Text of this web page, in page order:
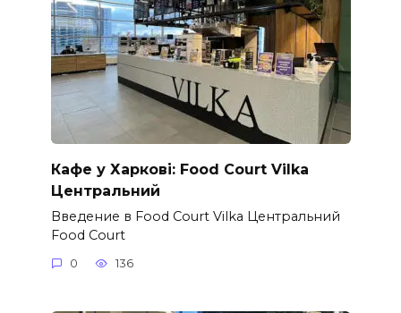
Кафе у Харкові: Food Court Vilka
Центральний
Введение в Food Court Vilka Центральний
Food Court
0 136